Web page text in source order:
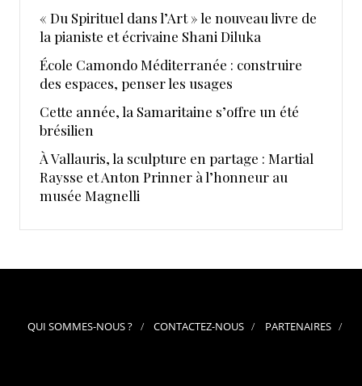
« Du Spirituel dans l’Art » le nouveau livre de
la pianiste et écrivaine Shani Diluka
École Camondo Méditerranée : construire
des espaces, penser les usages
Cette année, la Samaritaine s’offre un été
brésilien
À Vallauris, la sculpture en partage : Martial
Raysse et Anton Prinner à l’honneur au
musée Magnelli
QUI SOMMES-NOUS ? CONTACTEZ-NOUS PARTENAIRES